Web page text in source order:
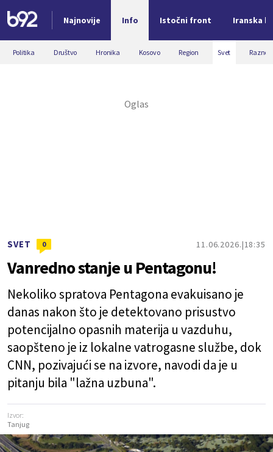
Najnovije Info Istočni front Iranska
Nova vest
Politika Društvo Hronika Kosovo Region Svet Razno
SVET 0 11.06.2026. 18:35
Vanredno stanje u Pentagonu!
Nekoliko spratova Pentagona evakuisano je
danas nakon što je detektovano prisustvo
potencijalno opasnih materija u vazduhu,
saopšteno je iz lokalne vatrogasne službe, dok
CNN, pozivajući se na izvore, navodi da je u
pitanju bila "lažna uzbuna".
Izvor:
Tanjug